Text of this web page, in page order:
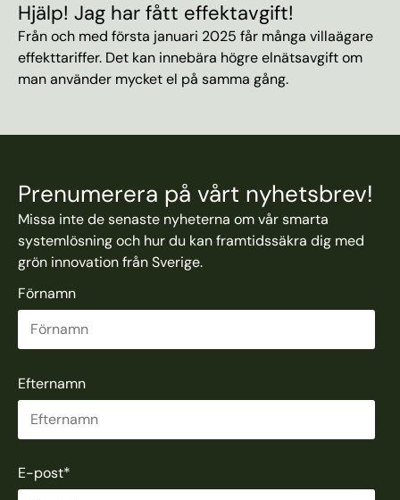
Hjälp! Jag har fått effektavgift!
Från och med första januari 2025 får många villaägare
effekttariffer. Det kan innebära högre elnätsavgift om
man använder mycket el på samma gång.
Prenumerera på vårt nyhetsbrev!
Missa inte de senaste nyheterna om vår smarta
systemlösning och hur du kan framtidssäkra dig med
grön innovation från Sverige.
Förnamn
Efternamn
E-post*